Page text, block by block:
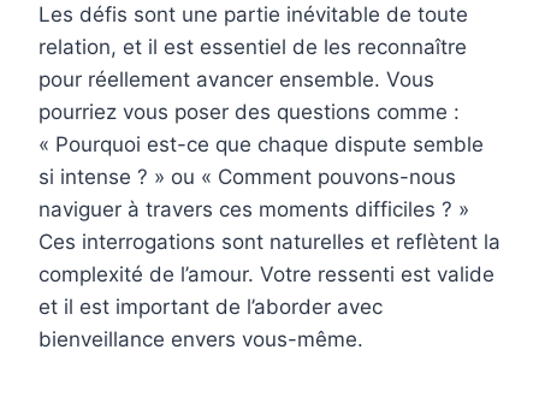
Les défis sont une partie inévitable de toute
relation, et il est essentiel de les reconnaître
pour réellement avancer ensemble. Vous
pourriez vous poser des questions comme :
« Pourquoi est-ce que chaque dispute semble
si intense ? » ou « Comment pouvons-nous
naviguer à travers ces moments difficiles ? »
Ces interrogations sont naturelles et reflètent la
complexité de l’amour. Votre ressenti est valide
et il est important de l’aborder avec
bienveillance envers vous-même.